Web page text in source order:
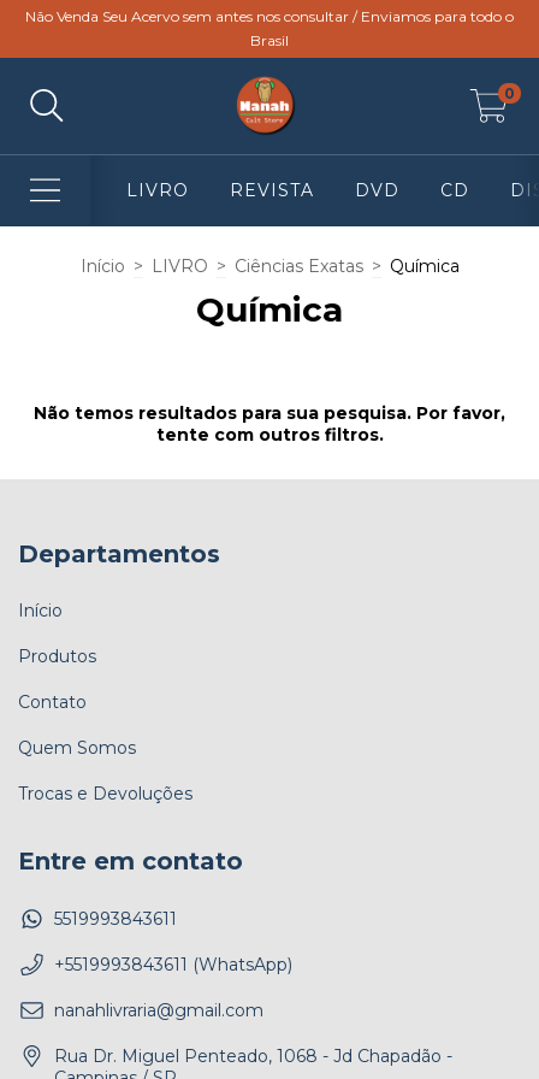
Não Venda Seu Acervo sem antes nos consultar / Enviamos para todo o
Brasil
0
LIVRO REVISTA DVD CD
Início > LIVRO > Ciências Exatas > Química
Química
Não temos resultados para sua pesquisa. Por favor,
tente com outros filtros.
Departamentos
Início
Produtos
Contato
Quem Somos
Trocas e Devoluções
Entre em contato
5519993843611
+5519993843611 (WhatsApp)
nanahlivraria@gmail.com
Rua Dr. Miguel Penteado, 1068 - Jd Chapadão -